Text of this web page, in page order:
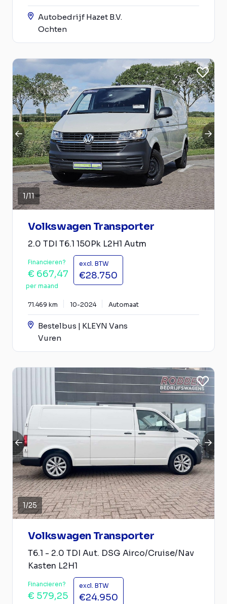
Autobedrijf Hazet B.V.
Ochten
1/11
Volkswagen Transporter
2.0 TDI T6.1 150Pk L2H1 Autm
Financieren?
€ 667,47
per maand
excl. BTW
€28.750
71.469 km 10-2024 Automaat
Bestelbus | KLEYN Vans
Vuren
1/25
Volkswagen Transporter
T6.1 - 2.0 TDI Aut. DSG Airco/Cruise/Nav
Kasten L2H1
Financieren?
€ 579,25
excl. BTW
€24.950